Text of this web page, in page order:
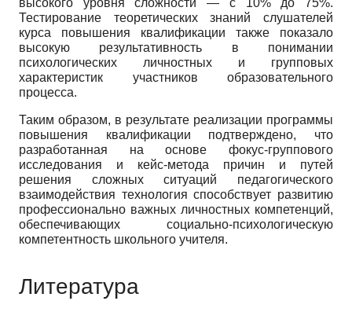
Тестирование теоретических знаний слушателей
курса повышения квалификации также показало
высокую результативность в понимании
психологических личностных и групповых
характеристик участников образовательного
процесса.
Таким образом, в результате реализации программы
повышения квалификации подтверждено, что
разработанная на основе фокус-группового
исследования и кейс-метода причин и путей
решения сложных ситуаций педагогического
взаимодействия технология способствует развитию
профессионально важных личностных компетенций,
обеспечивающих социально-психологическую
компетентность школьного учителя.
Литература